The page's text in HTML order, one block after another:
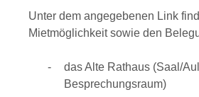
Unter dem angegebenen Link
Mietmöglichkeit sowie den
das Alte Rathaus (Saal/
Besprechungsraum)